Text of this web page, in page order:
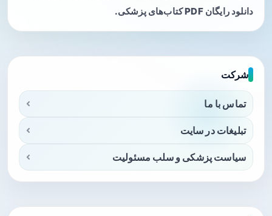
دانلود رایگان PDF کتاب‌های پزشکی.
شرکت
تماس با ما
تبلیغات در سایت
سیاست پزشکی و سلب مسئولیت